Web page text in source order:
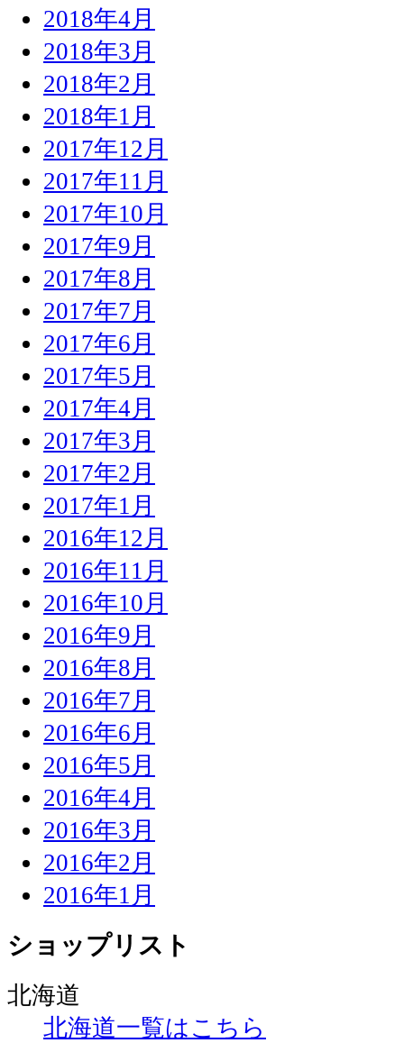
2018年4月
2018年3月
2018年2月
2018年1月
2017年12月
2017年11月
2017年10月
2017年9月
2017年8月
2017年7月
2017年6月
2017年5月
2017年4月
2017年3月
2017年2月
2017年1月
2016年12月
2016年11月
2016年10月
2016年9月
2016年8月
2016年7月
2016年6月
2016年5月
2016年4月
2016年3月
2016年2月
2016年1月
ショップリスト
北海道
北海道一覧はこちら